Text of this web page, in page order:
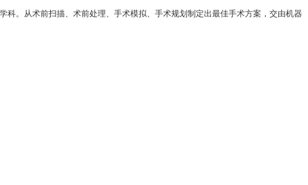
。从术前扫描、术前处理、手术模拟、手术规划制定出最佳手术方案，交由机器